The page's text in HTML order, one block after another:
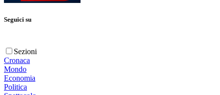
Seguici su
Sezioni
Cronaca
Mondo
Economia
Politica